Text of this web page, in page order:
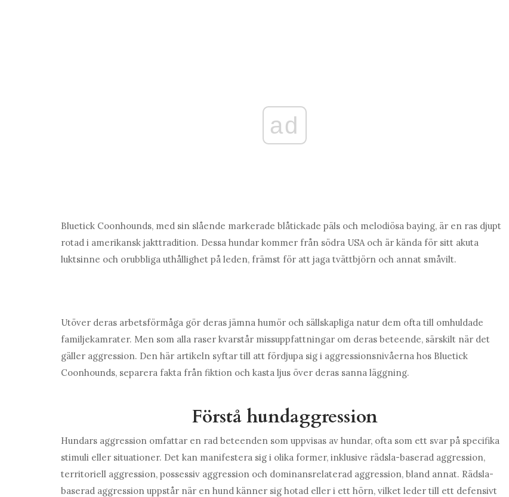
ad
Bluetick Coonhounds, med sin slående markerade blåtickade päls och melodiösa baying, är en ras djupt
rotad i amerikansk jakttradition. Dessa hundar kommer från södra USA och är kända för sitt akuta
luktsinne och orubbliga uthållighet på leden, främst för att jaga tvättbjörn och annat småvilt.
Utöver deras arbetsförmåga gör deras jämna humör och sällskapliga natur dem ofta till omhuldade
familjekamrater. Men som alla raser kvarstår missuppfattningar om deras beteende, särskilt när det
gäller aggression. Den här artikeln syftar till att fördjupa sig i aggressionsnivåerna hos Bluetick
Coonhounds, separera fakta från fiktion och kasta ljus över deras sanna läggning.
Förstå hundaggression
Hundars aggression omfattar en rad beteenden som uppvisas av hundar, ofta som ett svar på specifika
stimuli eller situationer. Det kan manifestera sig i olika former, inklusive rädsla-baserad aggression,
territoriell aggression, possessiv aggression och dominansrelaterad aggression, bland annat. Rädsla-
baserad aggression uppstår när en hund känner sig hotad eller i ett hörn, vilket leder till ett defensivt